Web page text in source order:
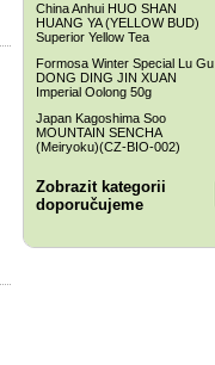
China Anhui HUO SHAN
HUANG YA (YELLOW BUD)
Superior Yellow Tea
Formosa Winter Special Lu Gu
DONG DING JIN XUAN
Imperial Oolong 50g
Japan Kagoshima Soo
MOUNTAIN SENCHA
(Meiryoku)(CZ-BIO-002)
Zobrazit kategorii
doporučujeme